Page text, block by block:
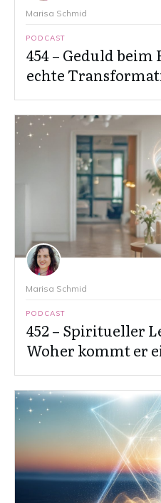
Marisa Schmid
PODCAST
454 – Geduld
echte
Marisa Schmid
PODCAST
452 – Spiritueller
Woher kommt er